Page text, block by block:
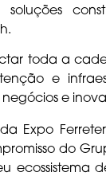
soluções
toda a
e
e
Expo
do
ecossistema